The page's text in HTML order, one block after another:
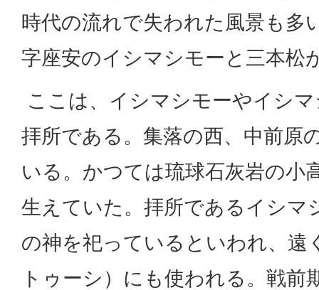
時代の流れで失われた風景も多
字座安のイシマシモーと三本松
ここは、イシマシモーやイシ
拝所である。集落の西、中前原
いる。かつては琉球石灰岩の小
生えていた。拝所であるイシマ
の神を祀っているといわれ、遠
トゥーシ）にも使われる。戦前